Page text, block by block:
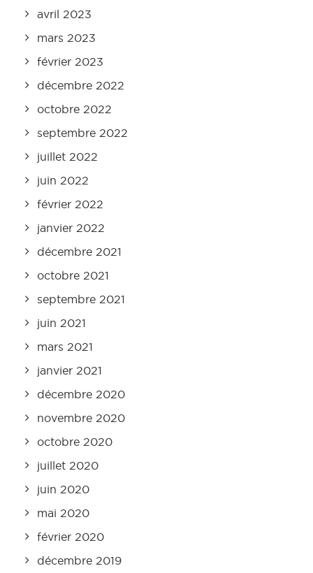
avril 2023
mars 2023
février 2023
décembre 2022
octobre 2022
septembre 2022
juillet 2022
juin 2022
février 2022
janvier 2022
décembre 2021
octobre 2021
septembre 2021
juin 2021
mars 2021
janvier 2021
décembre 2020
novembre 2020
octobre 2020
juillet 2020
juin 2020
mai 2020
février 2020
décembre 2019